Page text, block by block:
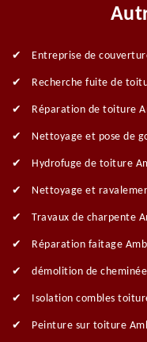
Entreprise de
Recherche fuite de
Réparation de toiture
Nettoyage et pose de
Hydrofuge de toiture
Nettoyage et
Travaux de charpente
Réparation faitage
démolition de
Isolation combles
Peinture sur toiture